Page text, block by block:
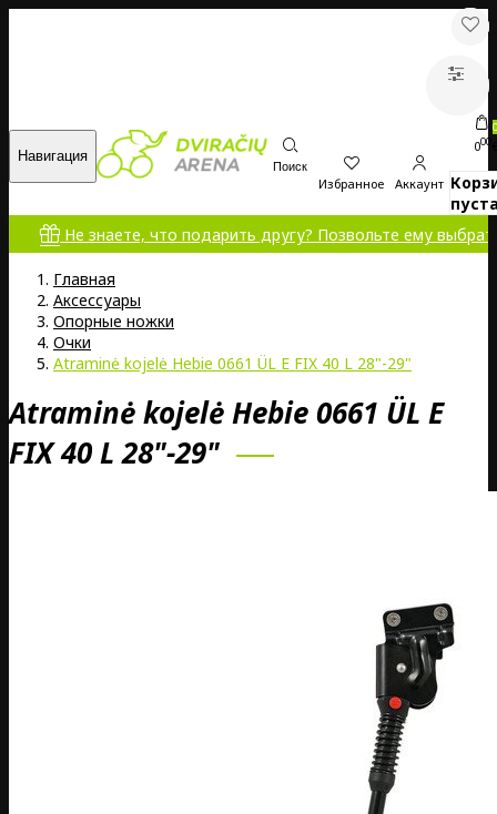
Навигация
Поиск
Избранное Аккаунт
0
000
Не знаете, что подарить другу? Позвольте ему выбрать
Главная
Аксессуары
Опорные ножки
Очки
Atraminė kojelė Hebie 0661 ÜL E FIX 40 L 28"-29"
Atraminė kojelė Hebie 0661 ÜL E
FIX 40 L 28"-29"